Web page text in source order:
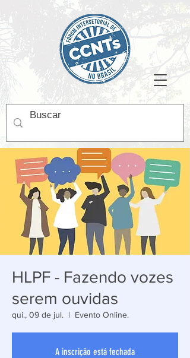
HLPF - Fazendo vozes
serem ouvidas
qui., 09 de jul.
  |
Evento Online.
A inscrição está fechada